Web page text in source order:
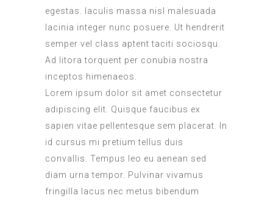
egestas. Iaculis massa nisl malesuada
lacinia integer nunc posuere. Ut hendrerit
semper vel class aptent taciti sociosqu.
Ad litora torquent per conubia nostra
inceptos himenaeos.
Lorem ipsum dolor sit amet consectetur
adipiscing elit. Quisque faucibus ex
sapien vitae pellentesque sem placerat. In
id cursus mi pretium tellus duis
convallis. Tempus leo eu aenean sed
diam urna tempor. Pulvinar vivamus
fringilla lacus nec metus bibendum